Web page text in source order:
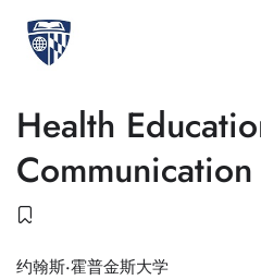
Health
Communication
约翰斯·霍普金斯大学